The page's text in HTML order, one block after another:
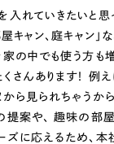
入れていきたいと思
屋キャン、庭キャン」
家の中でも使う方も
くさんあります！ 例
から見られちゃうか
提案や、 趣味の部
ズに応えるため、本